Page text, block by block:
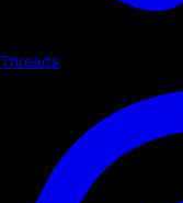
Threads